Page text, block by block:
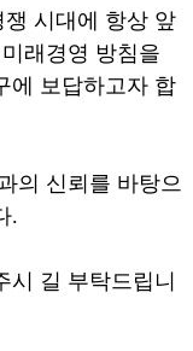
시대에 항상 앞
래경영 방침을
에 보답하고자 합
의 신뢰를 바탕으
.
시 길 부탁드립니